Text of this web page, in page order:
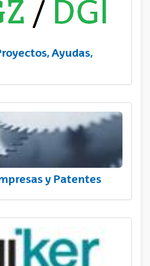
Ayudas,
y Patentes